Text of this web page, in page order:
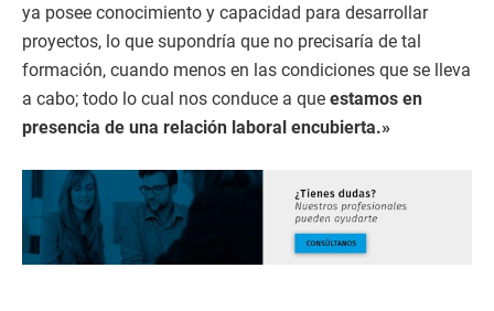
ya posee conocimiento y capacidad para desarrollar
proyectos, lo que supondría que no precisaría de tal
formación, cuando menos en las condiciones que se lleva
a cabo; todo lo cual nos conduce a que estamos en
presencia de una relación laboral encubierta.»